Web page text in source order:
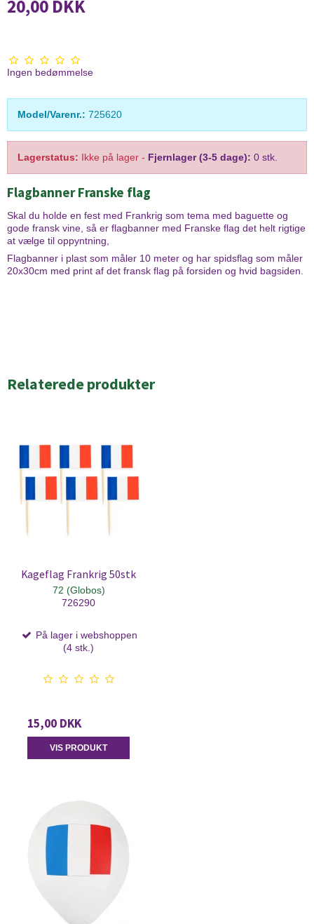
20,00 DKK
Ingen bedømmelse
Model/Varenr.: 725620
Lagerstatus: Ikke på lager - Fjernlager (3-5 dage): 0 stk.
Flagbanner Franske flag
Skal du holde en fest med Frankrig som tema med baguette og
gode fransk vine, så er flagbanner med Franske flag det helt rigtige
at vælge til oppyntning,
Flagbanner i plast som måler 10 meter og har spidsflag som måler
20x30cm med print af det fransk flag på forsiden og hvid bagsiden.
Relaterede produkter
Kageflag Frankrig 50stk
72 (Globos)
726290
På lager i webshoppen
(4 stk.)
15,00 DKK
VIS PRODUKT